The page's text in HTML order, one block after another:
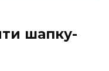
шапку-